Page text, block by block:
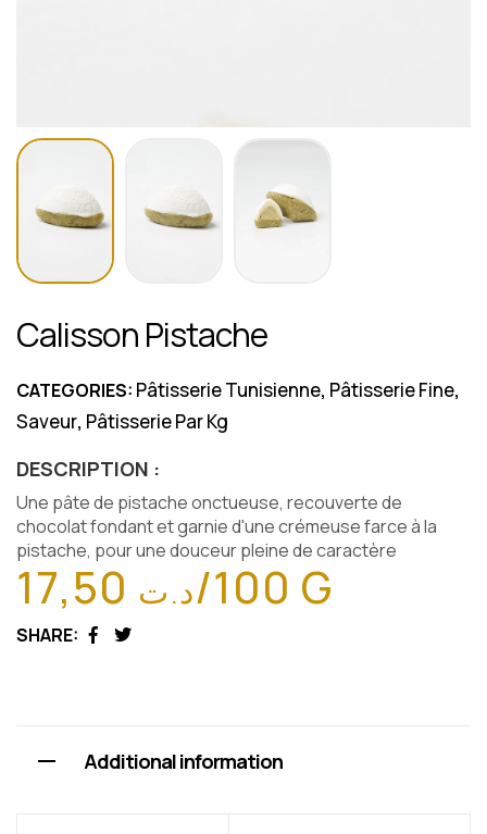
Calisson Pistache
CATEGORIES: Pâtisserie Tunisienne, Pâtisserie Fine,
Saveur, Pâtisserie Par Kg
DESCRIPTION :
Une pâte de pistache onctueuse, recouverte de
chocolat fondant et garnie d'une crémeuse farce à la
pistache, pour une douceur pleine de caractère
د.ت/100 G
SHARE:
Facebook
Twitter
Additional information